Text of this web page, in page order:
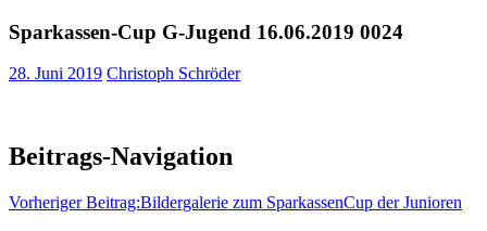
Sparkassen-Cup G-Jugend 16.06.2019 0024
28. Juni 2019 Christoph Schröder
Beitrags-Navigation
Vorheriger Beitrag:Bildergalerie zum SparkassenCup der Junioren